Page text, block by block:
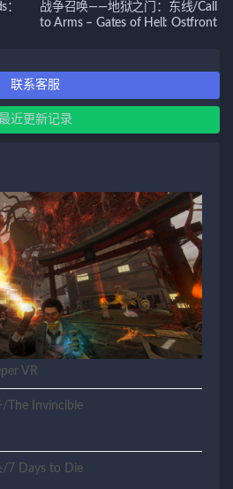
战争召唤——地狱之门：东线/Call
to Arms – Gates of Hell: Ostfront
联系客服
近更新记录
VR
/The Invincible
/7 Days to Die